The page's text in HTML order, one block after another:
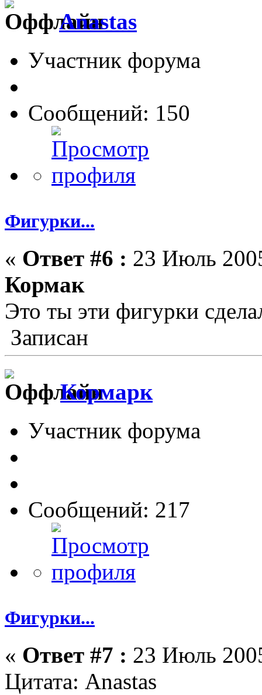
Anastas
Участник форума
Сообщений: 150
Фигурки...
« Ответ #6 : 23 Июль
Кормак
Это ты эти фигурки
Записан
Кормарк
Участник форума
Сообщений: 217
Фигурки...
« Ответ #7 : 23 Июль
Цитата: Anastas